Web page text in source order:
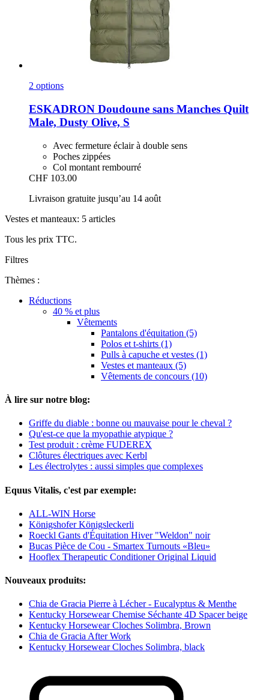
2 options
ESKADRON Doudoune sans Manches Quilt
Male, Dusty Olive, S
Avec fermeture éclair à double sens
Poches zippées
Col montant rembourré
CHF 103.00
Livraison gratuite jusqu’au 14 août
Vestes et manteaux: 5 articles
Tous les prix TTC.
Filtres
Thèmes :
Réductions
40 % et plus
Vêtements
Pantalons d'équitation (5)
Polos et t-shirts (1)
Pulls à capuche et vestes (1)
Vestes et manteaux (5)
Vêtements de concours (10)
À lire sur notre blog:
Griffe du diable : bonne ou mauvaise pour le cheval ?
Qu'est-ce que la myopathie atypique ?
Test produit : crème FUDEREX
Clôtures électriques avec Kerbl
Les électrolytes : aussi simples que complexes
Equus Vitalis, c'est par exemple:
ALL-WIN Horse
Königshofer Königsleckerli
Roeckl Gants d'Équitation Hiver "Weldon" noir
Bucas Pièce de Cou - Smartex Turnouts «Bleu»
Hooflex Therapeutic Conditioner Original Liquid
Nouveaux produits:
Chia de Gracia Pierre à Lécher - Eucalyptus & Menthe
Kentucky Horsewear Chemise Séchante 4D Spacer beige
Kentucky Horsewear Cloches Solimbra, Brown
Chia de Gracia After Work
Kentucky Horsewear Cloches Solimbra, black